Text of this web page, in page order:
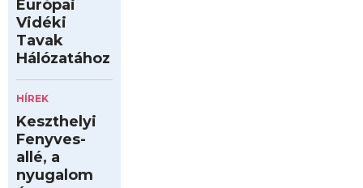
Európai
Vidéki
Tavak
Hálózatához
HÍREK
Keszthelyi
Fenyves-
allé, a
nyugalom